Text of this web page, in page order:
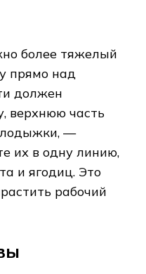
более тяжелый
прямо над
должен
верхнюю часть
лодыжки, —
их в одну линию,
и ягодиц. Это
рабочий